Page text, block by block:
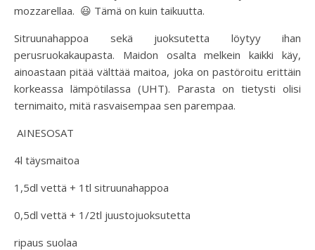
mozzarellaa. 😃 Tämä on kuin taikuutta.
Sitruunahappoa sekä juoksutetta löytyy ihan
perusruokakaupasta. Maidon osalta melkein kaikki käy,
ainoastaan pitää välttää maitoa, joka on pastöroitu erittäin
korkeassa lämpötilassa (UHT). Parasta on tietysti olisi
ternimaito, mitä rasvaisempaa sen parempaa.
AINESOSAT
4l täysmaitoa
1,5dl vettä + 1tl sitruunahappoa
0,5dl vettä + 1/2tl juustojuoksutetta
ripaus suolaa